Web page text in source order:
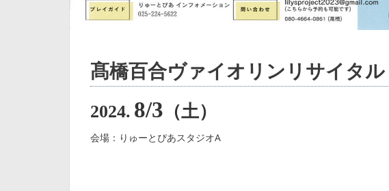
髙橋百合ヴァイオリンリサイタル
2024. 8/3 （土）
会場：りゅーとぴあスタジオA